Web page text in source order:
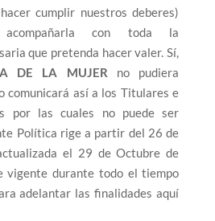
cumplir nuestros deberes)
acompañarla con toda la
que pretenda hacer valer. Sí,
DE LA MUJER no pudiera
comunicará así a los Titulares e
por las cuales no puede ser
Política rige a partir del 26 de
el 29 de Octubre de
vigente durante todo el tiempo
adelantar las finalidades aquí